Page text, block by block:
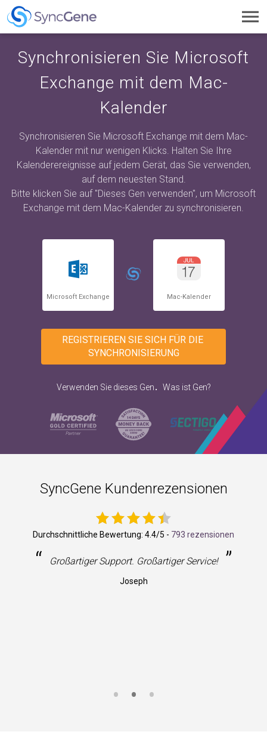
Synchronisieren Sie Microsoft
Exchange mit dem Mac-
Kalender
Synchronisieren Sie Microsoft Exchange mit dem Mac-
Kalender mit nur wenigen Klicks. Halten Sie Ihre
Kalenderereignisse auf jedem Gerät, das Sie verwenden,
auf dem neuesten Stand.
Bitte klicken Sie auf "Dieses Gen verwenden", um Microsoft
Exchange mit dem Mac-Kalender zu synchronisieren.
Microsoft Exchange Mac-Kalender
REGISTRIEREN SIE SICH FÜR DIE
SYNCHRONISIERUNG
Verwenden Sie dieses Gen. Was ist Gen?
SyncGene Kundenrezensionen
Durchschnittliche Bewertung: 4.4/5 - 793 rezensionen
“ Großartiger Support. Großartiger Service! ”
Joseph